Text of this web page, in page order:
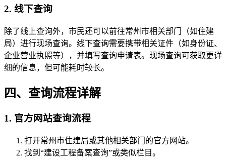
2. 线下查询
除了线上查询外，市民还可以前往常州市相关部门（如住建
局）进行现场查询。线下查询需要携带相关证件（如身份证、
企业营业执照等），并填写查询申请表。现场查询可获取更详
细的信息，但可能耗时较长。
四、查询流程详解
1. 官方网站查询流程
打开常州市住建局或其他相关部门的官方网站。
找到“建设工程备案查询”或类似栏目。